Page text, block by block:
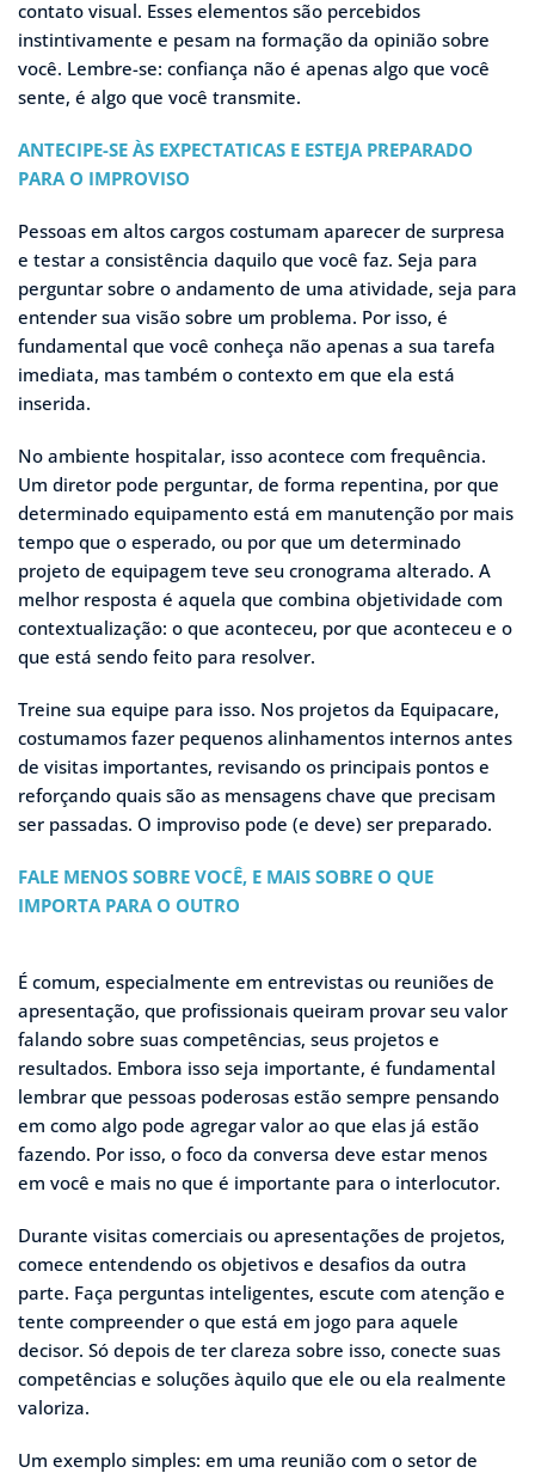
contato visual. Esses elementos são percebidos
instintivamente e pesam na formação da opinião sobre
você. Lembre-se: confiança não é apenas algo que você
sente, é algo que você transmite.
ANTECIPE-SE ÀS EXPECTATICAS E ESTEJA PREPARADO
PARA O IMPROVISO
Pessoas em altos cargos costumam aparecer de surpresa
e testar a consistência daquilo que você faz. Seja para
perguntar sobre o andamento de uma atividade, seja para
entender sua visão sobre um problema. Por isso, é
fundamental que você conheça não apenas a sua tarefa
imediata, mas também o contexto em que ela está
inserida.
No ambiente hospitalar, isso acontece com frequência.
Um diretor pode perguntar, de forma repentina, por que
determinado equipamento está em manutenção por mais
tempo que o esperado, ou por que um determinado
projeto de equipagem teve seu cronograma alterado. A
melhor resposta é aquela que combina objetividade com
contextualização: o que aconteceu, por que aconteceu e o
que está sendo feito para resolver.
Treine sua equipe para isso. Nos projetos da Equipacare,
costumamos fazer pequenos alinhamentos internos antes
de visitas importantes, revisando os principais pontos e
reforçando quais são as mensagens chave que precisam
ser passadas. O improviso pode (e deve) ser preparado.
FALE MENOS SOBRE VOCÊ, E MAIS SOBRE O QUE
IMPORTA PARA O OUTRO
É comum, especialmente em entrevistas ou reuniões de
apresentação, que profissionais queiram provar seu valor
falando sobre suas competências, seus projetos e
resultados. Embora isso seja importante, é fundamental
lembrar que pessoas poderosas estão sempre pensando
em como algo pode agregar valor ao que elas já estão
fazendo. Por isso, o foco da conversa deve estar menos
em você e mais no que é importante para o interlocutor.
Durante visitas comerciais ou apresentações de projetos,
comece entendendo os objetivos e desafios da outra
parte. Faça perguntas inteligentes, escute com atenção e
tente compreender o que está em jogo para aquele
decisor. Só depois de ter clareza sobre isso, conecte suas
competências e soluções àquilo que ele ou ela realmente
valoriza.
Um exemplo simples: em uma reunião com o setor de